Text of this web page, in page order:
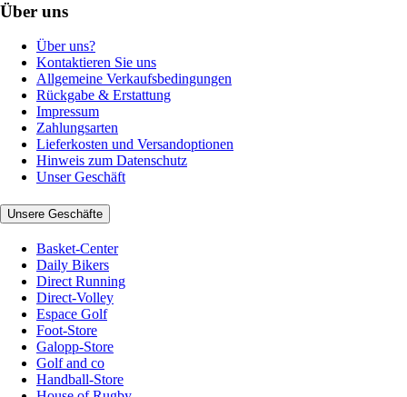
Über uns
Über uns?
Kontaktieren Sie uns
Allgemeine Verkaufsbedingungen
Rückgabe & Erstattung
Impressum
Zahlungsarten
Lieferkosten und Versandoptionen
Hinweis zum Datenschutz
Unser Geschäft
Unsere Geschäfte
Basket-Center
Daily Bikers
Direct Running
Direct-Volley
Espace Golf
Foot-Store
Galopp-Store
Golf and co
Handball-Store